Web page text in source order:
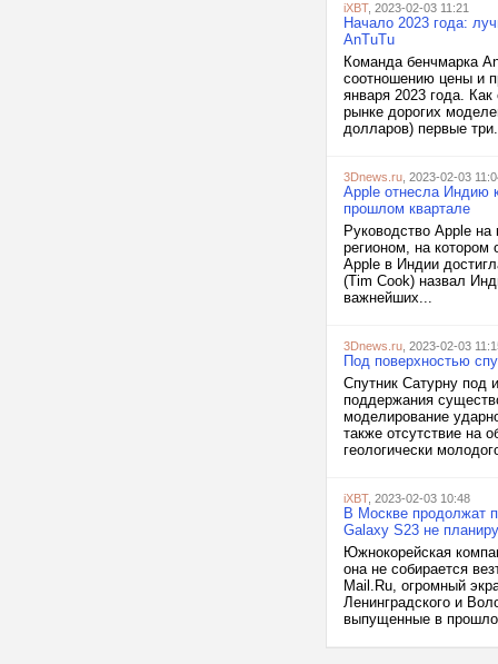
iXBT, 2023-02-03 11:21
Начало 2023 года:
AnTuTu
Команда бенчмарка
соотношению цены и
января 2023 года.
рынке дорогих
долларов) первые
3Dnews.ru , 2023-02-03
Apple отнесла Индию
прошлом квартале
Руководство Apple
регионом, на
Apple в Индии
(Tim Cook) назвал
важнейших...
3Dnews.ru , 2023-02-03
Под поверхностью
Спутник Сатурну под
поддержания
моделирование
также отсутствие на
геологически
iXBT, 2023-02-03 10:48
В Москве продолжат
Galaxy S23 не
Южнокорейская
она не собирается
Mail.Ru, огромный
Ленинградского и
выпущенные в